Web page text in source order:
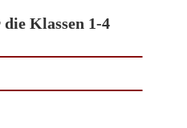
Klassen 1-4